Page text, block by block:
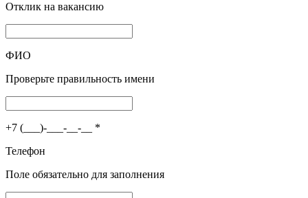
Отклик на вакансию
ФИО
Проверьте правильность имени
+7 (___)-___-__-__ *
Телефон
Поле обязательно для заполнения